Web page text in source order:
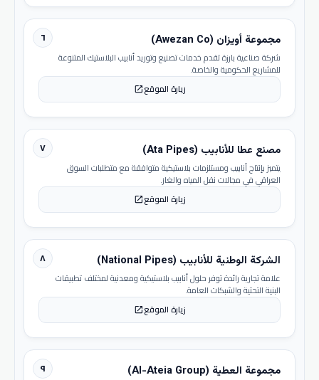
٦ مجموعة أويزان (Awezan Co)
شركة صناعية بارزة تقدم خدمات تصنيع وتوريد أنابيب البلاستيك المتنوعة
للمشاريع الحكومية والخاصة.
زيارة الموقعopen_in_new
٧ مصنع عطا للأنابيب (Ata Pipes)
يتميز بإنتاج أنابيب ومستلزمات بلاستيكية متوافقة مع متطلبات السوق
العراقي في مجالات نقل المياه والغاز.
زيارة الموقعopen_in_new
٨ الشركة الوطنية للأنابيب (National Pipes)
علامة تجارية رائدة توفر حلول أنابيب بلاستيكية ومعدنية لمختلف تطبيقات
البنية التحتية والشبكات العامة.
زيارة الموقعopen_in_new
٩ مجموعة العطية (Al-Ateia Group)